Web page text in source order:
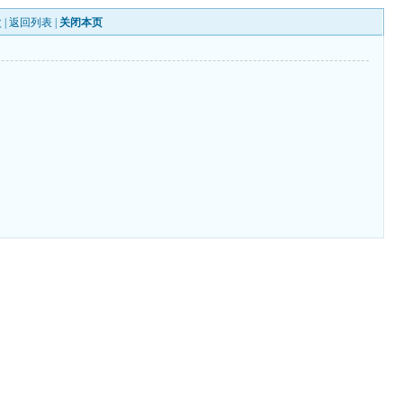
|返回列表 关闭本页